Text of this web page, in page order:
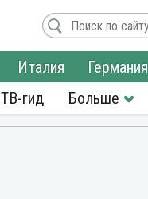
Италия Германия
ТВ-гид